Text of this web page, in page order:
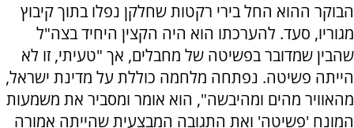
הבוקר ההוא החל בירי רקטות שחלקן נפלו בתוך קיבוץ
מגוריו, סעד. להערכתו הוא היה הקצין היחיד בצה"ל
שהבין שמדובר בפשיטה של מחבלים, אך "טעיתי, זו לא
הייתה פשיטה. נפתחה מלחמה כוללת על מדינת ישראל,
מהאוויר מהים ומהיבשה", הוא אומר ומסביר את משמעות
המונח 'פשיטה' ואת התגובה המבצעית שהייתה אמורה